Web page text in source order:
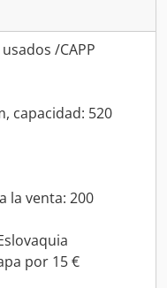
/CAPP
capacidad: 520
la venta: 200
por 15 €